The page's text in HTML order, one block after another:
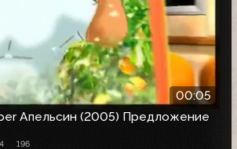
00:05
Апельсин (2005) Предложение
196